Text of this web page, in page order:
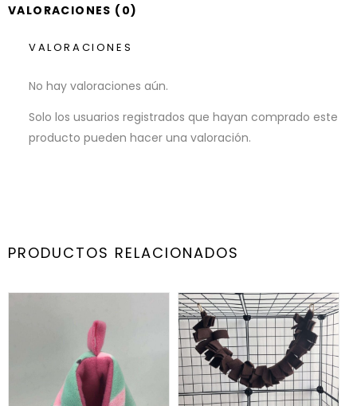
VALORACIONES (0)
VALORACIONES
No hay valoraciones aún.
Solo los usuarios registrados que hayan comprado este
producto pueden hacer una valoración.
PRODUCTOS RELACIONADOS